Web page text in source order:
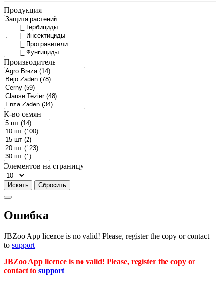
Продукция
Производитель
К-во семян
Элементов на страницу
Ошибка
JBZoo App licence is no valid! Please, register the copy or contact
to support
JBZoo App licence is no valid! Please, register the copy or
contact to support